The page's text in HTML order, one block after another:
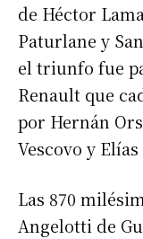
de Héctor
Paturlane y
el triunfo fue
Renault que
por Hernán
Vescovo y
Las 870
Angelotti de